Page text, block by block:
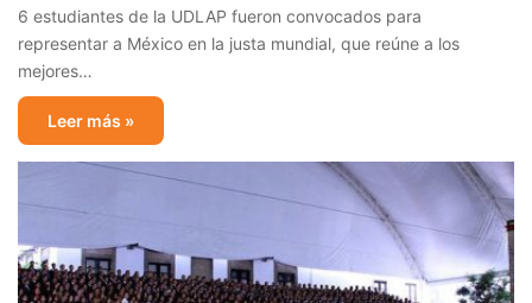
6 estudiantes de la UDLAP fueron convocados para
representar a México en la justa mundial, que reúne a los
mejores…
Leer más »